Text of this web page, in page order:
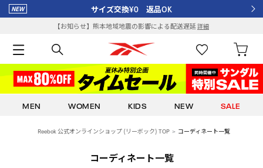
サイズ交換¥0 返品OK
【お知らせ】熊本地域地震の影響による配送遅延詳細
MEN WOMEN KIDS NEW SALE
Reebok 公式オンラインショップ (リーボック) TOP コーディネート一覧
コーディネート一覧